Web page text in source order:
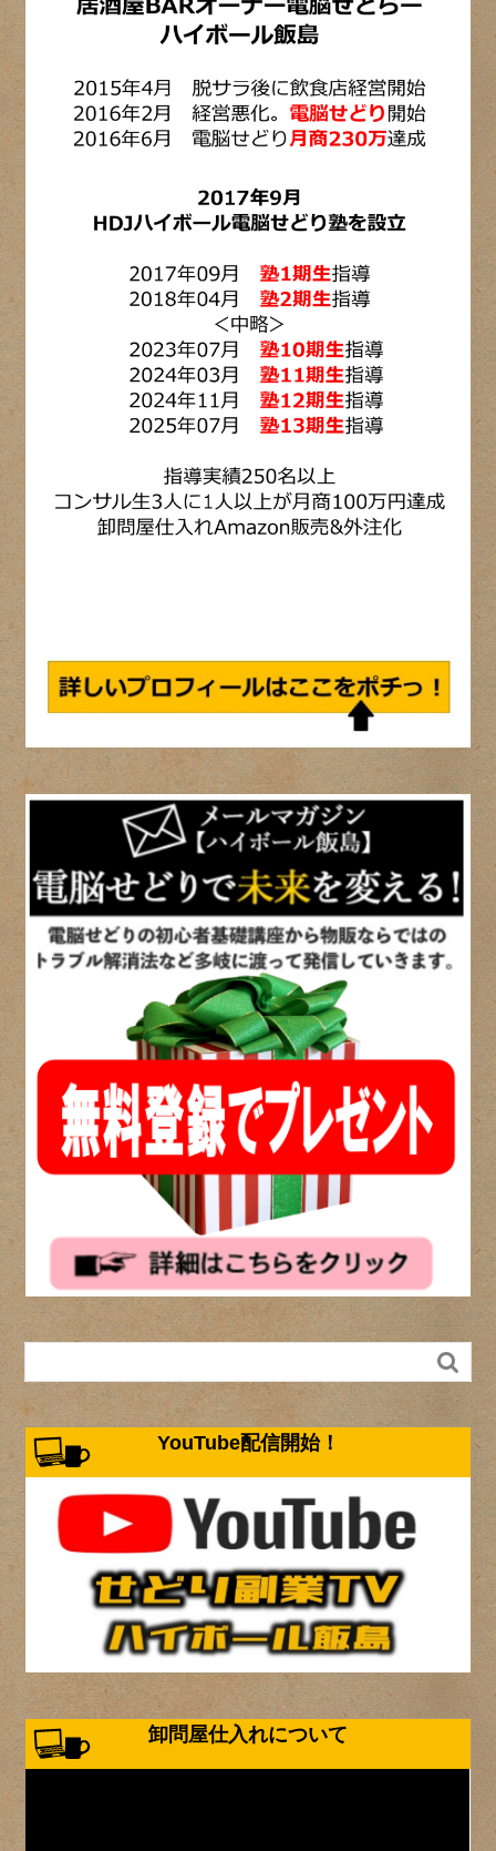

YouTube配信開始！
卸問屋仕入れについて